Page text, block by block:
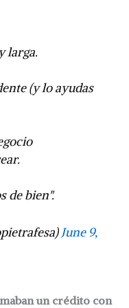
larga.
(y lo ayudas
de bien".
June 9,
un crédito con